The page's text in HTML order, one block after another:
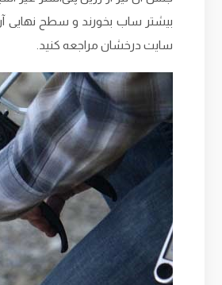
بیشتر ساب بخورند و سطح نهایی
سایت درخشان مراجعه کنید.